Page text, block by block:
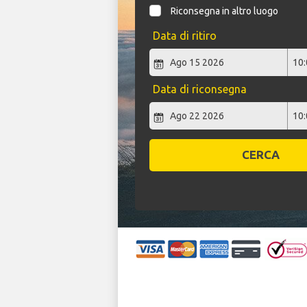
Riconsegna in altro luogo
Data di ritiro
Data di riconsegna
CERCA